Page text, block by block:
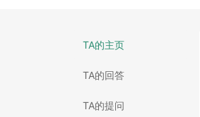
TA的主页
TA的回答
TA的提问